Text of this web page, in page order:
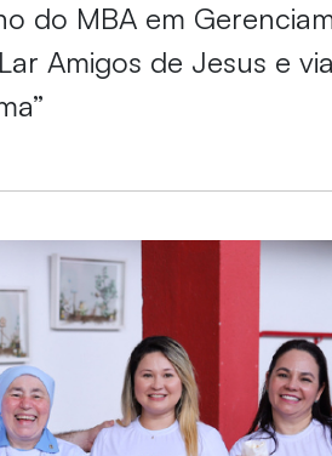
do MBA em
Amigos de Jesus e